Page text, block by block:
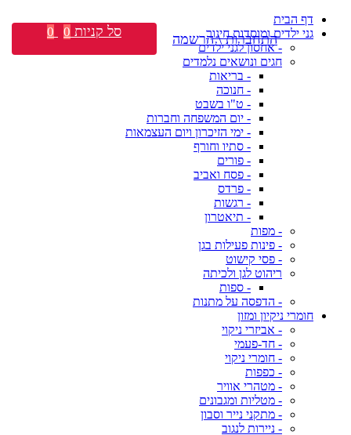
דף הבית
גני ילדים ומוסדות חינוך
- אחסון לגני ילדים
חגים ונושאים נלמדים
- בריאות
- חנוכה
- ט"ו בשבט
- יום המשפחה וחברות
- ימי הזיכרון ויום העצמאות
- סתיו וחורף
- פורים
- פסח ואביב
- פרדס
- רגשות
- תיאטרון
- מפות
- פינות פעילות בגן
- פסי קישוט
ריהוט לגן ולכיתה
- ספות
- הדפסה על מתנות
חומרי ניקיון ומזון
- אביזרי ניקוי
- חד-פעמי
- חומרי ניקוי
- כפפות
- מטהרי אוויר
- מטליות ומגבונים
- מתקני נייר וסבון
- ניירות לנגוב
התחברות \ הרשמה סל קניות 0
0